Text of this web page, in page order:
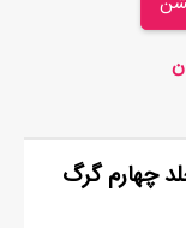
چهارم گرگ